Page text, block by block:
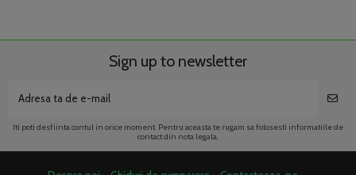
Sign up to newsletter
Iti poti desfiinta contul in orice moment. Pentru aceasta te rugam sa folosesti informatiile de
contact din nota legala.